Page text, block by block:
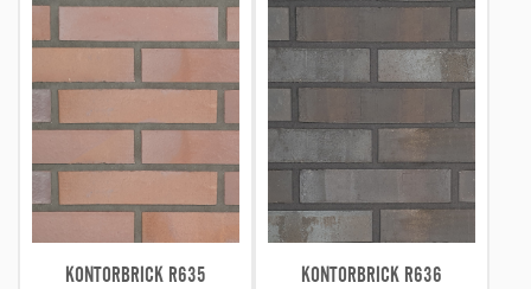
KONTORBRICK R635
KONTORBRICK R636